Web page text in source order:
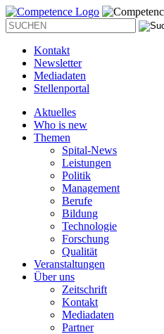
Kontakt
Newsletter
Mediadaten
Stellenportal
Aktuelles
Who is new
Themen
Spital-News
Leistungen
Politik
Management
Berufe
Bildung
Technologie
Forschung
Qualität
Veranstaltungen
Über uns
Zeitschrift
Kontakt
Mediadaten
Partner